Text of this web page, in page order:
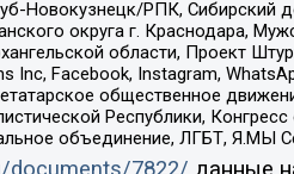
Новокузнецк/РПК,
округа г. Краснодара,
области, Проект
Inc, Facebook, Instagram,
общественное
Республики,
объединение, ЛГБТ, Я.МЫ